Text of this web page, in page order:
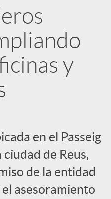
y
en el Passeig
ciudad de Reus,
de la entidad
asesoramiento